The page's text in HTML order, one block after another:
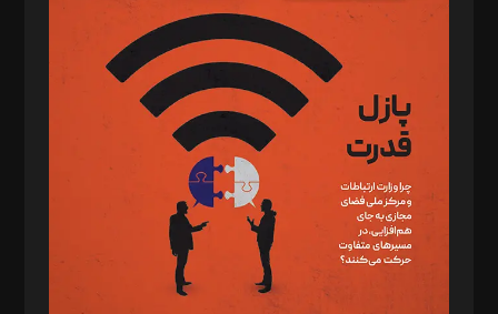
د‌بیر پیوست جهان: مینا پاکدل
د‌بیر تحریریه آنلاین: بابک نقاش
تحریریه‌: مجتبی محمود‌ی، آرش برهمند، یسنا امان‌پور، سروش کرمیان،
مصطفی مسجدی آرانی، ابوالفضل رجبی، زهرا فکرانه، فائزه فتحی
رستمی،مصطفی باستان
ویرایش: نگار استاد‌‌آقا
طراح یونیفرم: مجید توکلی
فیلمبرداری و عکاسی: امیر شفیعی، مانی لطفی زاده
گرافیک و صفحه‌آرایی: سید‌سبحان‌علی ثابت
مد‌یر توسعه تجاری: کامبیز برید‌